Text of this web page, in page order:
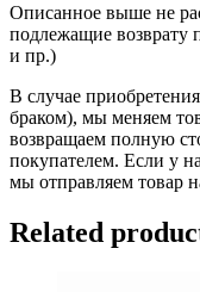
Описанное выше не
подлежащие возврату
и пр.)
В случае
браком), мы меняем
возвращаем полную
покупателем. Если у
мы отправляем товар
Related